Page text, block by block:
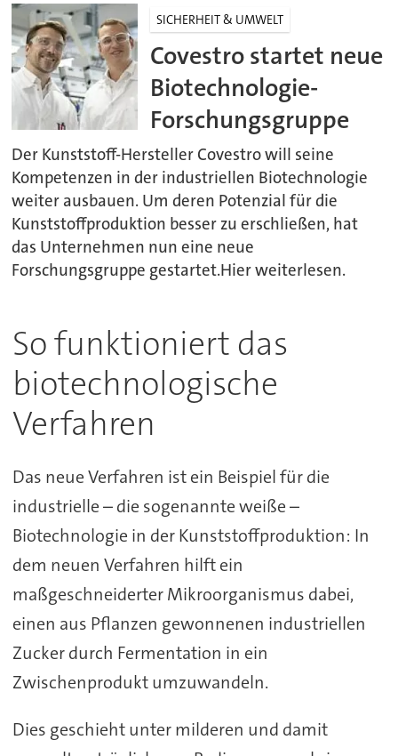
SICHERHEIT & UMWELT
Covestro startet neue
Biotechnologie-
Forschungsgruppe
Der Kunststoff-Hersteller Covestro will seine
Kompetenzen in der industriellen Biotechnologie
weiter ausbauen. Um deren Potenzial für die
Kunststoffproduktion besser zu erschließen, hat
das Unternehmen nun eine neue
Forschungsgruppe gestartet.Hier weiterlesen.
So funktioniert das
biotechnologische
Verfahren
Das neue Verfahren ist ein Beispiel für die
industrielle – die sogenannte weiße –
Biotechnologie in der Kunststoffproduktion: In
dem neuen Verfahren hilft ein
maßgeschneiderter Mikroorganismus dabei,
einen aus Pflanzen gewonnenen industriellen
Zucker durch Fermentation in ein
Zwischenprodukt umzuwandeln.
Dies geschieht unter milderen und damit